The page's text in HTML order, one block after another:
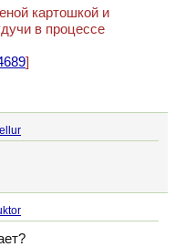
картошкой и
в процессе
]